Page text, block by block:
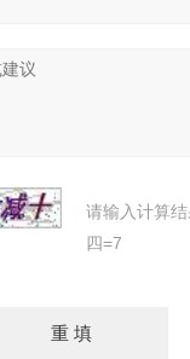
请输入计算
四=7